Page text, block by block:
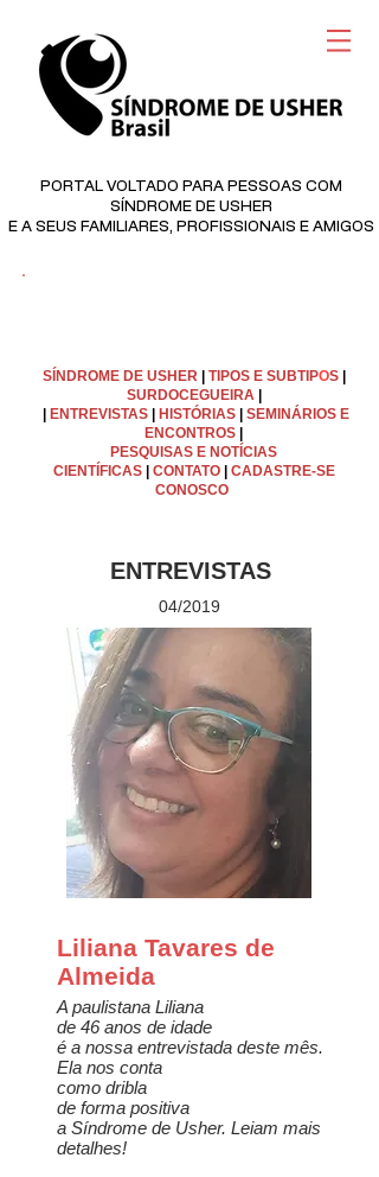
PORTAL VOLTADO PARA PESSOAS COM
SÍNDROME DE USHER
E A SEUS FAMILIARES, PROFISSIONAIS E AMIGOS
©
SÍNDROME DE USHER TIPOS E SUBTIPOS
SURDOCEGUEIRA
ENTREVISTAS HISTÓRIAS| SEMINÁRIOS E
ENCONTROS
PESQUISAS E NOTÍCIAS
CIENTÍFICAS
CONTATO
CADASTRE-SE
CONOSCO
ENTREVISTAS
04/2019
Liliana Tavares de
Almeida
A paulistana Liliana
de 46 anos de idade
é a nossa entrevistada deste mês.
Ela nos conta
como dribla
de forma positiva
a Síndrome de Usher. Leiam mais
detalhes!